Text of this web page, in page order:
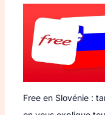
Free en Slovénie :